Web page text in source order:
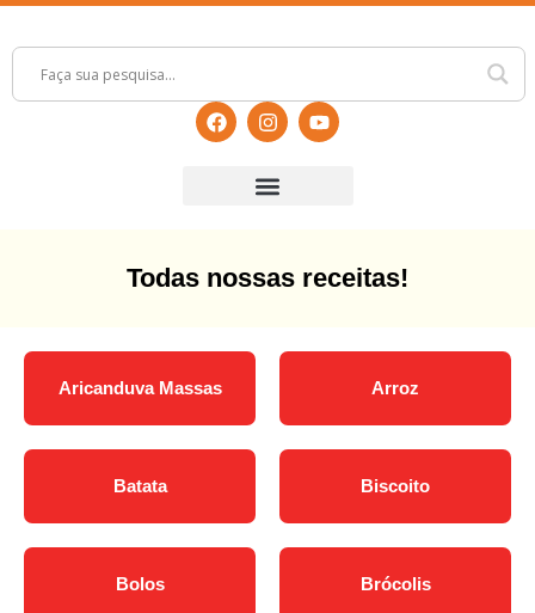
Todas nossas receitas!
Aricanduva Massas Arroz
Batata Biscoito
Bolos Brócolis